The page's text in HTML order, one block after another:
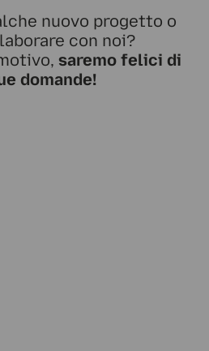
nuovo progetto o
con noi?
saremo felici di
domande!